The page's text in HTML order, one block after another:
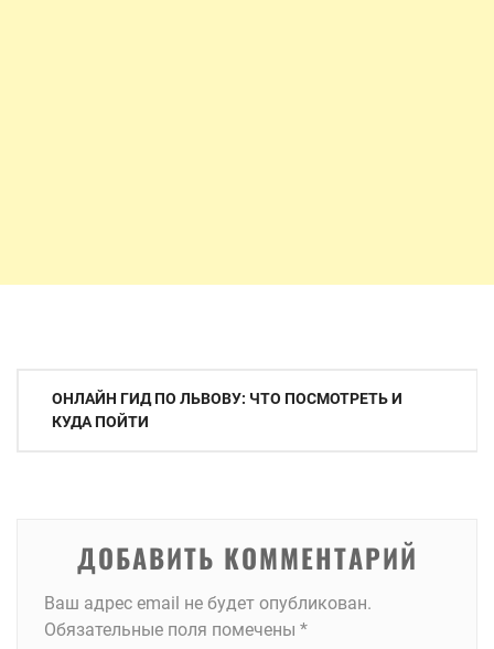
Навигация
ОНЛАЙН ГИД ПО ЛЬВОВУ: ЧТО ПОСМОТРЕТЬ И
КУДА ПОЙТИ
ДОБАВИТЬ КОММЕНТАРИЙ
Ваш адрес email не будет опубликован.
Обязательные поля помечены *